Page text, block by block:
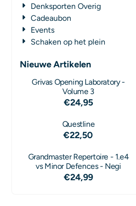
Denksporten Overig
Cadeaubon
Events
Schaken op het plein
Nieuwe Artikelen
Grivas Opening Laboratory -
Volume 3
€24,95
Questline
€22,50
Grandmaster Repertoire - 1.e4
vs Minor Defences - Negi
€24,99